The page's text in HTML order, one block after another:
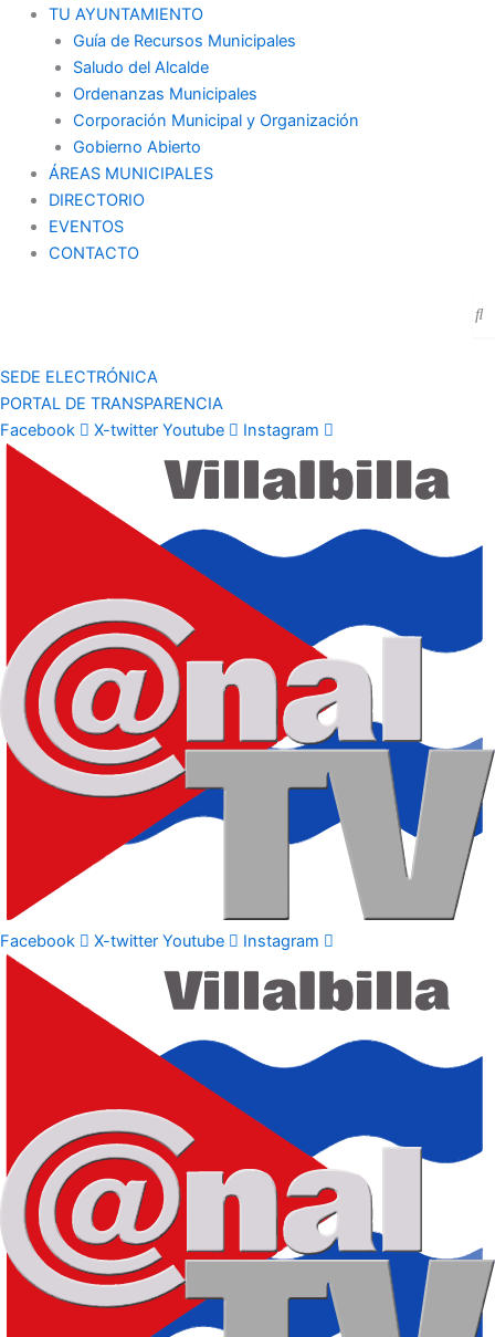
TU AYUNTAMIENTO
Guía de Recursos Municipales
Saludo del Alcalde
Ordenanzas Municipales
Corporación Municipal y Organización
Gobierno Abierto
ÁREAS MUNICIPALES
DIRECTORIO
EVENTOS
CONTACTO
SEDE ELECTRÓNICA
PORTAL DE TRANSPARENCIA
Facebook
X-twitter Youtube Instagram
Facebook X-twitter Youtube Instagram